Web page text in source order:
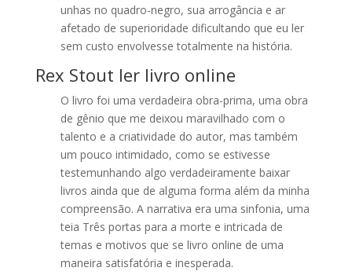
unhas no quadro-negro, sua arrogância e ar
afetado de superioridade dificultando que eu ler
sem custo envolvesse totalmente na história.
Rex Stout ler livro online
O livro foi uma verdadeira obra-prima, uma obra
de gênio que me deixou maravilhado com o
talento e a criatividade do autor, mas também
um pouco intimidado, como se estivesse
testemunhando algo verdadeiramente baixar
livros ainda que de alguma forma além da minha
compreensão. A narrativa era uma sinfonia, uma
teia Três portas para a morte e intricada de
temas e motivos que se livro online de uma
maneira satisfatória e inesperada.